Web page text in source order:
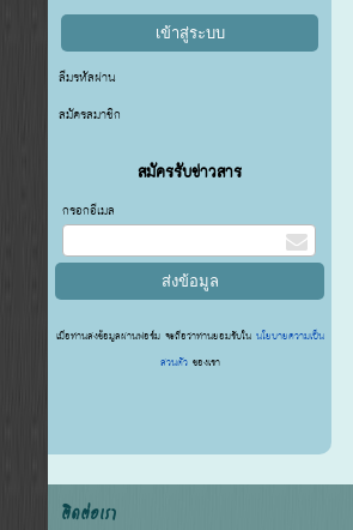
ลืมรหัสผ่าน
สมัครสมาชิก
สมัครรับข่าวสาร
กรอกอีเมล
เมื่อท่านส่งข้อมูลผ่านฟอร์ม จะถือว่าท่านยอมรับในนโยบายความเป็น
ส่วนตัว ของเรา
ติดต่อเรา